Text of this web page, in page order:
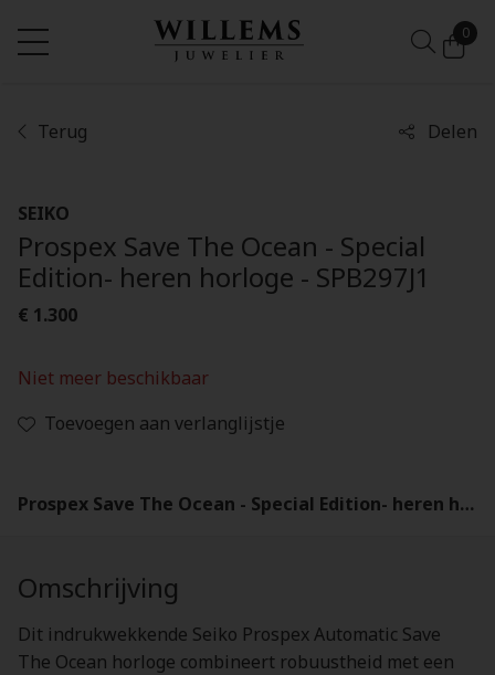
0
Terug Delen
SEIKO
Prospex Save The Ocean - Special
Edition- heren horloge - SPB297J1
€ 1.300
Niet meer beschikbaar
Toevoegen aan verlanglijstje
Prospex Save The Ocean - Special Edition- heren horloge - SPB297J1
Omschrijving
Dit indrukwekkende Seiko Prospex Automatic Save
The Ocean horloge combineert robuustheid met een